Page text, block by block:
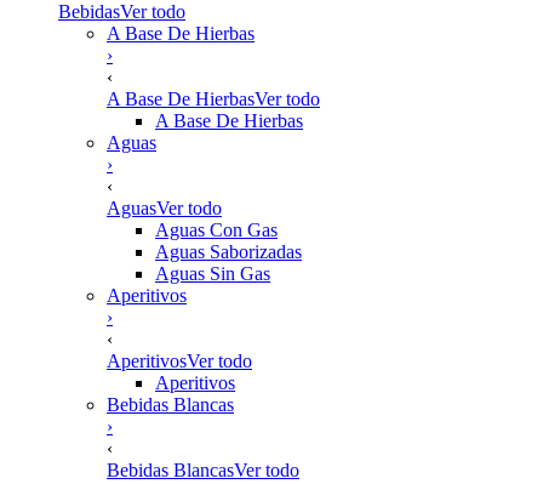
BebidasVer todo
A Base De Hierbas
›
‹
A Base De HierbasVer todo
A Base De Hierbas
Aguas
›
‹
AguasVer todo
Aguas Con Gas
Aguas Saborizadas
Aguas Sin Gas
Aperitivos
›
‹
AperitivosVer todo
Aperitivos
Bebidas Blancas
›
‹
Bebidas BlancasVer todo